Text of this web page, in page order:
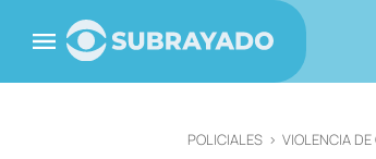
POLICIALES > VIOLENCIA DE